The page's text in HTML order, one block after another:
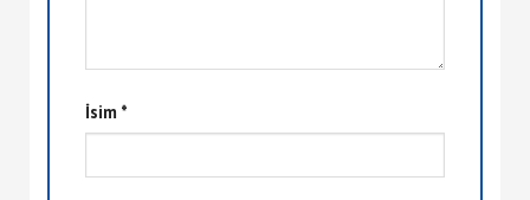
İsim *